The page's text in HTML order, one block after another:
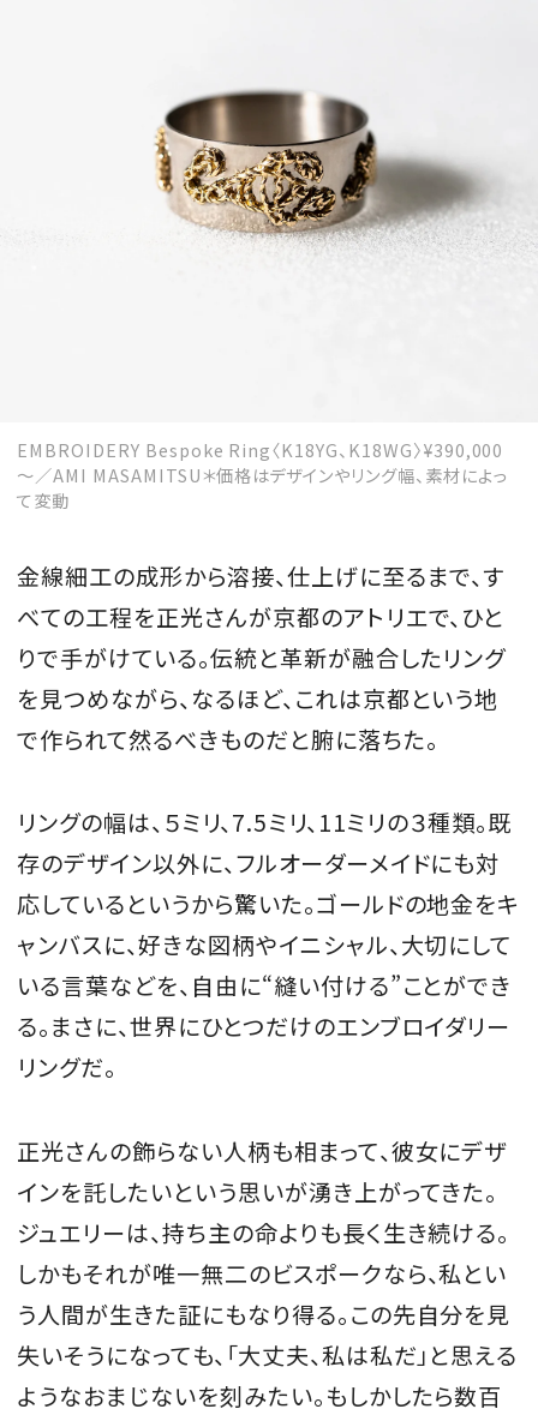
EMBROIDERY Bespoke Ring〈K18YG、K18WG〉¥390,000
～／AMI MASAMITSU＊価格はデザインやリング幅、素材によっ
て変動
金線細工の成形から溶接、仕上げに至るまで、す
べての工程を正光さんが京都のアトリエで、ひと
りで手がけている。伝統と革新が融合したリング
を見つめながら、なるほど、これは京都という地
で作られて然るべきものだと腑に落ちた。
リングの幅は、５ミリ、7.5ミリ、11ミリの３種類。既
存のデザイン以外に、フルオーダーメイドにも対
応しているというから驚いた。ゴールドの地金をキ
ャンバスに、好きな図柄やイニシャル、大切にして
いる言葉などを、自由に“縫い付ける”ことができ
る。まさに、世界にひとつだけのエンブロイダリー
リングだ。
正光さんの飾らない人柄も相まって、彼女にデザ
インを託したいという思いが湧き上がってきた。
ジュエリーは、持ち主の命よりも長く生き続ける。
しかもそれが唯一無二のビスポークなら、私とい
う人間が生きた証にもなり得る。この先自分を見
失いそうになっても、「大丈夫、私は私だ」と思える
ようなおまじないを刻みたい。もしかしたら数百